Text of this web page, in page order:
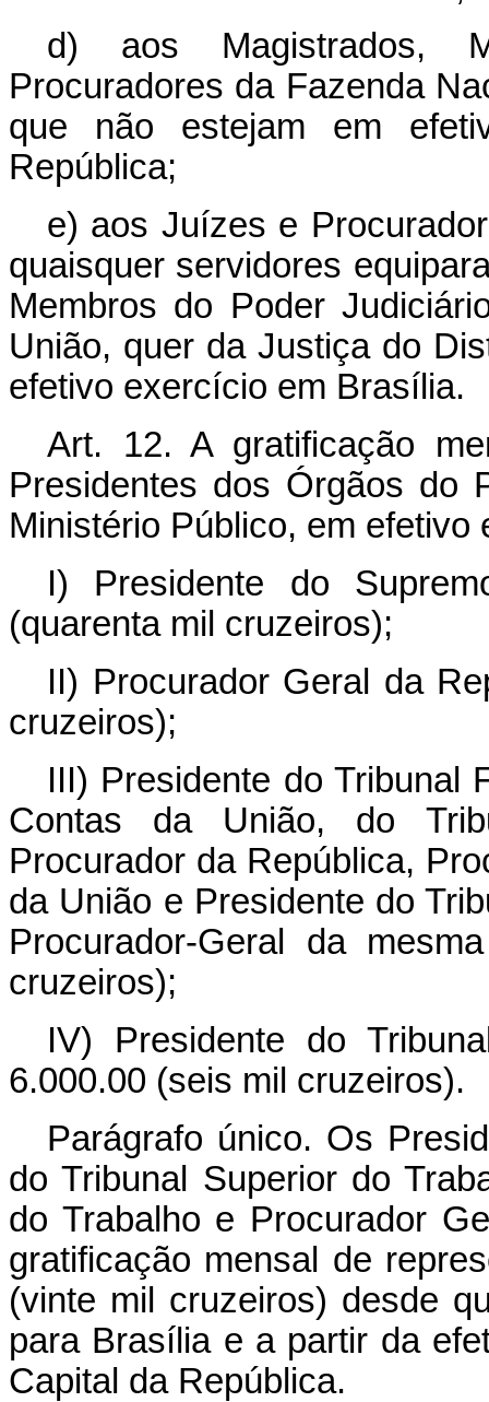
d) aos Magistrados,
Procuradores da Fazenda
que não estejam em
República;
e) aos Juízes e
quaisquer servidores
Membros do Poder
União, quer da Justiça do
efetivo exercício em Brasília.
Art. 12. A gratificação
Presidentes dos Órgãos do
Ministério Público, em
I) Presidente do
(quarenta mil cruzeiros);
II) Procurador Geral da
cruzeiros);
III) Presidente do Tribunal
Contas da União, do
Procurador da República,
da União e Presidente do
Procurador-Geral da
cruzeiros);
IV) Presidente do
6.000.00 (seis mil cruzeiros).
Parágrafo único. Os
do Tribunal Superior do
do Trabalho e Procurador
gratificação mensal de
(vinte mil cruzeiros) desde
para Brasília e a partir da
Capital da República.